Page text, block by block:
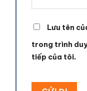
Lưu tên
trong trình
tiếp của tôi.